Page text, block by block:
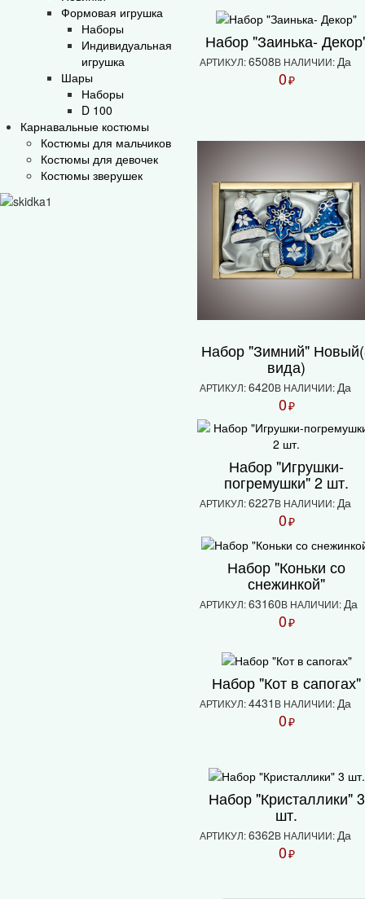
Формовая игрушка
Наборы
Индивидуальная
игрушка
Шары
Наборы
D 100
Карнавальные костюмы
Костюмы для мальчиков
Костюмы для девочек
Костюмы зверушек
Набор "Заинька-
АРТИКУЛ:6508В НАЛИЧИИ:Да
0₽
Набор "Зимний"
вида)
АРТИКУЛ:6420В НАЛИЧИИ: Да
0₽
Набор "Игрушки-
погремушки" 2 шт.
АРТИКУЛ:6227В НАЛИЧИИ: Да
0₽
Набор "Коньки со
снежинкой"
АРТИКУЛ:63160В НАЛИЧИИ: Да
0₽
Набор "Кот в сапогах"
АРТИКУЛ:4431 В НАЛИЧИИ: Да
0₽
Набор "Кристаллики" 3
шт.
АРТИКУЛ:6362В НАЛИЧИИ: Да
0₽